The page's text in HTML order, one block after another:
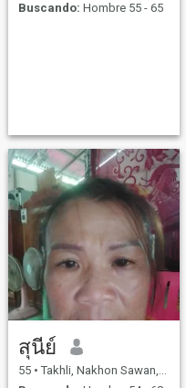
Buscando: Hombre 55 - 65
สุนีย์
55 • Takhli, Nakhon Sawan, Tailandia